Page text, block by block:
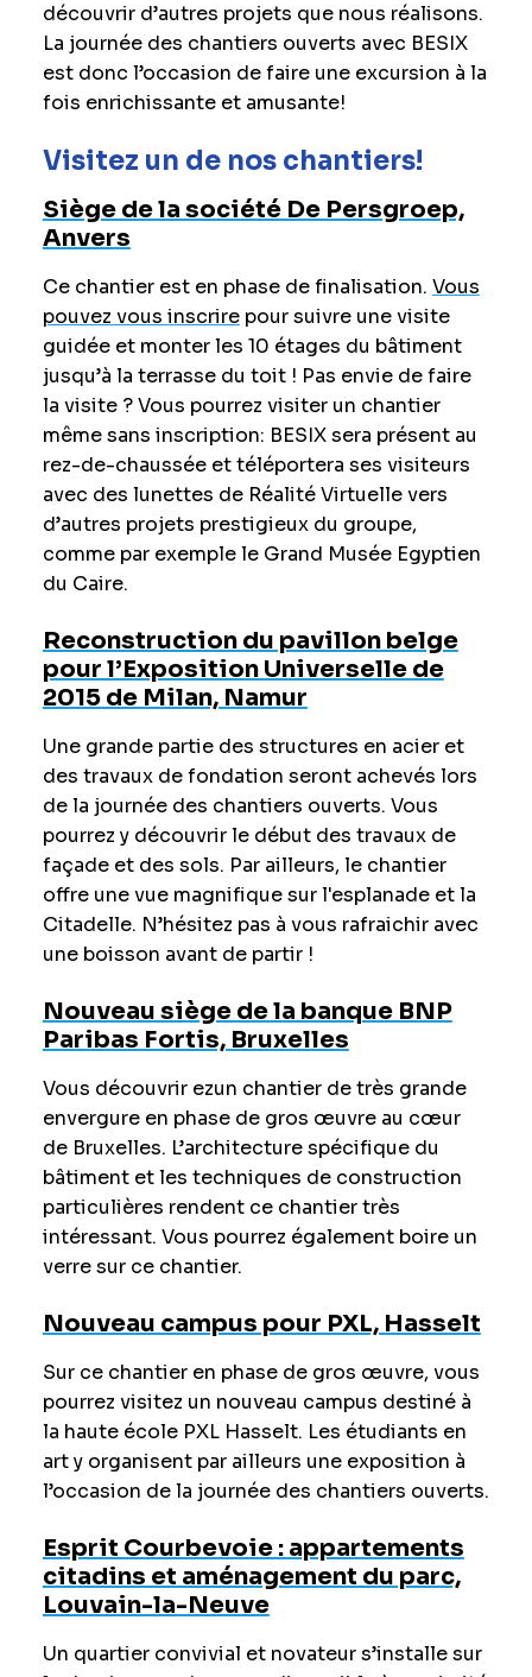
découvrir d’autres projets que nous réalisons.
La journée des chantiers ouverts avec BESIX
est donc l’occasion de faire une excursion à la
fois enrichissante et amusante!
Visitez un de nos chantiers!
Siège de la société De Persgroep,
Anvers
Ce chantier est en phase de finalisation. Vous
pouvez vous inscrirepour suivre une visite
guidée et monter les 10 étages du bâtiment
jusqu’à la terrasse du toit ! Pas envie de faire
la visite ? Vous pourrez visiter un chantier
même sans inscription: BESIX sera présent au
rez-de-chaussée et téléportera ses visiteurs
avec des lunettes de Réalité Virtuelle vers
d’autres projets prestigieux du groupe,
comme par exemple le Grand Musée Egyptien
du Caire.
Reconstruction du pavillon belge
pour l’Exposition Universelle de
2015 de Milan, Namur
Une grande partie des structures en acier et
des travaux de fondation seront achevés lors
de la journée des chantiers ouverts. Vous
pourrez y découvrir le début des travaux de
façade et des sols. Par ailleurs, le chantier
offre une vue magnifique sur l'esplanade et la
Citadelle. N’hésitez pas à vous rafraichir avec
une boisson avant de partir !
Nouveau siège de la banque BNP
Paribas Fortis, Bruxelles
Vous découvrir ezun chantier de très grande
envergure en phase de gros œuvre au cœur
de Bruxelles. L’architecture spécifique du
bâtiment et les techniques de construction
particulières rendent ce chantier très
intéressant. Vous pourrez également boire un
verre sur ce chantier.
Nouveau campus pour PXL, Hasselt
Sur ce chantier en phase de gros œuvre, vous
pourrez visitez un nouveau campus destiné à
la haute école PXL Hasselt. Les étudiants en
art y organisent par ailleurs une exposition à
l’occasion de la journée des chantiers ouverts.
Esprit Courbevoie : appartements
citadins et aménagement du parc,
Louvain-la-Neuve
Un quartier convivial et novateur s’installe sur